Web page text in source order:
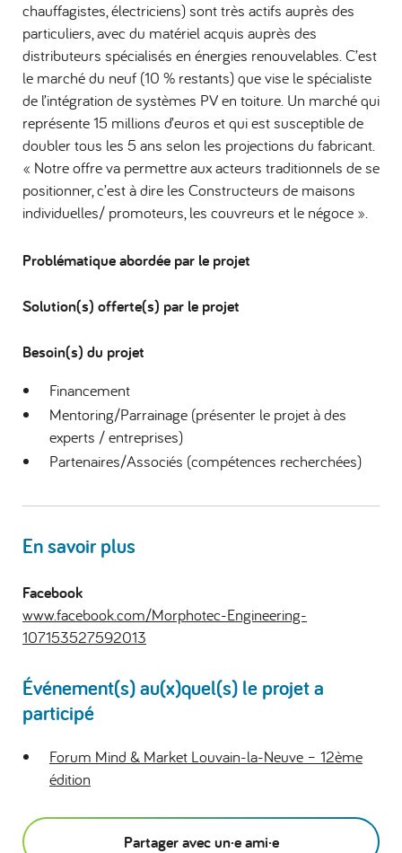
chauffagistes, électriciens) sont très actifs auprès des
particuliers, avec du matériel acquis auprès des
distributeurs spécialisés en énergies renouvelables. C’est
le marché du neuf (10 % restants) que vise le spécialiste
de l’intégration de systèmes PV en toiture. Un marché qui
représente 15 millions d’euros et qui est susceptible de
doubler tous les 5 ans selon les projections du fabricant.
« Notre offre va permettre aux acteurs traditionnels de se
positionner, c’est à dire les Constructeurs de maisons
individuelles/ promoteurs, les couvreurs et le négoce ».
Problématique abordée par le projet
Solution(s) offerte(s) par le projet
Besoin(s) du projet
Financement
Mentoring/Parrainage (présenter le projet à des
experts / entreprises)
Partenaires/Associés (compétences recherchées)
En savoir plus
Facebook
www.facebook.com/Morphotec-Engineering-
107153527592013
Événement(s) au(x)quel(s) le projet a
participé
Forum Mind & Market Louvain-la-Neuve – 12ème
édition
Partager avec un·e ami·e